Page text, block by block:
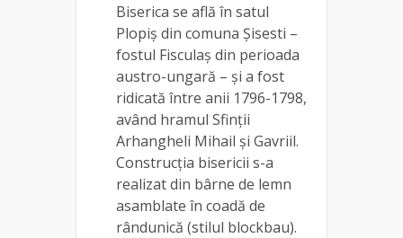
Biserica se află în satul
Plopiș din comuna Șisesti –
fostul Fisculaș din perioada
austro-ungară – și a fost
ridicată între anii 1796-1798,
având hramul Sfinții
Arhangheli Mihail și Gavriil.
Construcția bisericii s-a
realizat din bârne de lemn
asamblate în coadă de
rândunică (stilul blockbau).